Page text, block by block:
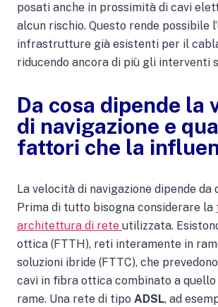
posati anche in prossimità di cavi
alcun rischio. Questo rende possibile
infrastrutture già esistenti per il
riducendo ancora di più gli interventi
Da cosa dipende la
di navigazione e
fattori che la
La velocità di navigazione dipende
Prima di tutto bisogna considerare la
architettura di rete utilizzata.
ottica (FTTH), reti interamente in
soluzioni ibride (FTTC), che
cavi in fibra ottica combinato a quello
rame. Una rete di tipo ADSL, ad